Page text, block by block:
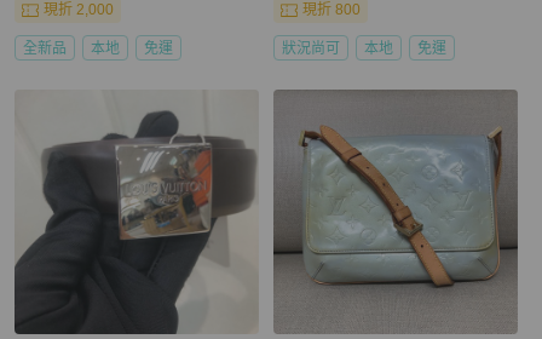
現折 2,000
全新品 本地 免運
現折 800
狀況尚可 本地 免運